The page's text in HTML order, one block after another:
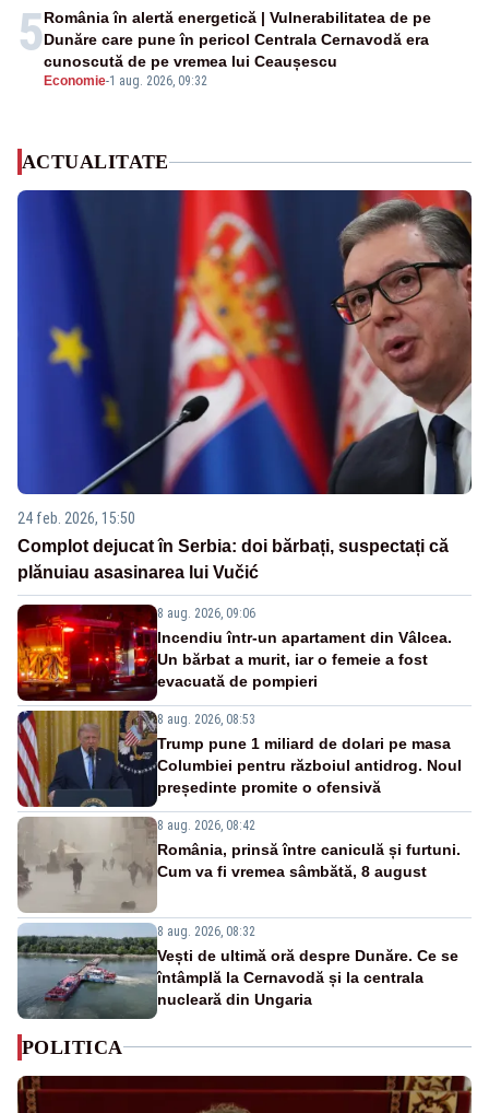
5
Economie-1 aug. 2026, 09:32
România în alertă energetică | Vulnerabilitatea de pe
Dunăre care pune în pericol Centrala Cernavodă era
cunoscută de pe vremea lui Ceaușescu
ACTUALITATE
24 feb. 2026, 15:50
Complot dejucat în Serbia: doi bărbați, suspectați că
plănuiau asasinarea lui Vučić
8 aug. 2026, 09:06
Incendiu într-un apartament din Vâlcea.
Un bărbat a murit, iar o femeie a fost
evacuată de pompieri
8 aug. 2026, 08:53
Trump pune 1 miliard de dolari pe masa
Columbiei pentru războiul antidrog. Noul
președinte promite o ofensivă
8 aug. 2026, 08:42
România, prinsă între caniculă și furtuni.
Cum va fi vremea sâmbătă, 8 august
8 aug. 2026, 08:32
Vești de ultimă oră despre Dunăre. Ce se
întâmplă la Cernavodă și la centrala
nucleară din Ungaria
POLITICA